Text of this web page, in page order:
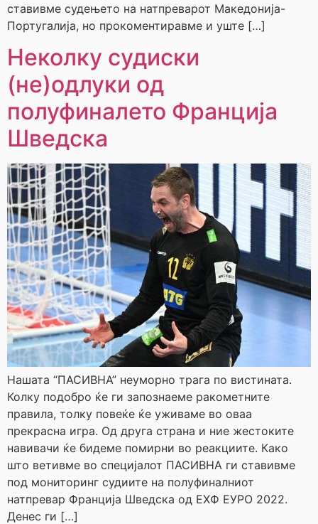
ставивме судењето на натпреварот Македонија-
Португалија, но прокоментиравме и уште […]
Неколку судиски
(не)одлуки од
полуфиналето Франција
Шведска
Нашата “ПАСИВНА” неуморно трага по вистината.
Колку подобро ќе ги запознаеме ракометните
правила, толку повеќе ќе уживаме во оваа
прекрасна игра. Од друга страна и ние жестоките
навивачи ќе бидеме помирни во реакциите. Како
што ветивме во специјалот ПАСИВНА ги ставивме
под мониторинг судиите на полуфиналниот
натпревар Франција Шведска од ЕХФ ЕУРО 2022.
Денес ги […]